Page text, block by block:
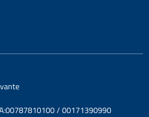
/ 00171390990